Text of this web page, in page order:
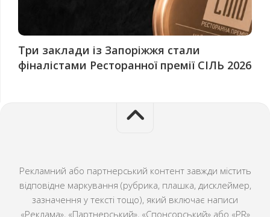
Три заклади із Запоріжжя стали
фіналістами Ресторанної премії СІЛЬ 2026
Рекламний або партнерський контент завжди містить
відповідне маркування (рубрика, плашка, дисклеймер,
зазначення у тексті тощо), який включає написи
«Реклама», «Партнерський», «Спонсорський» або «PR»